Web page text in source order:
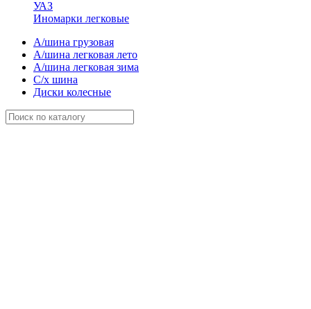
УАЗ
Иномарки легковые
А/шина грузовая
А/шина легковая лето
А/шина легковая зима
С/х шина
Диски колесные